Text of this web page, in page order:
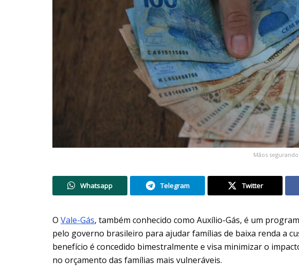
Mãos
Whatsapp Telegram Twitter
O Vale-Gás, também conhecido como Auxílio-Gás, é um
pelo governo brasileiro para ajudar famílias de baixa renda a
benefício é concedido bimestralmente e visa minimizar o
no orçamento das famílias mais vulneráveis.